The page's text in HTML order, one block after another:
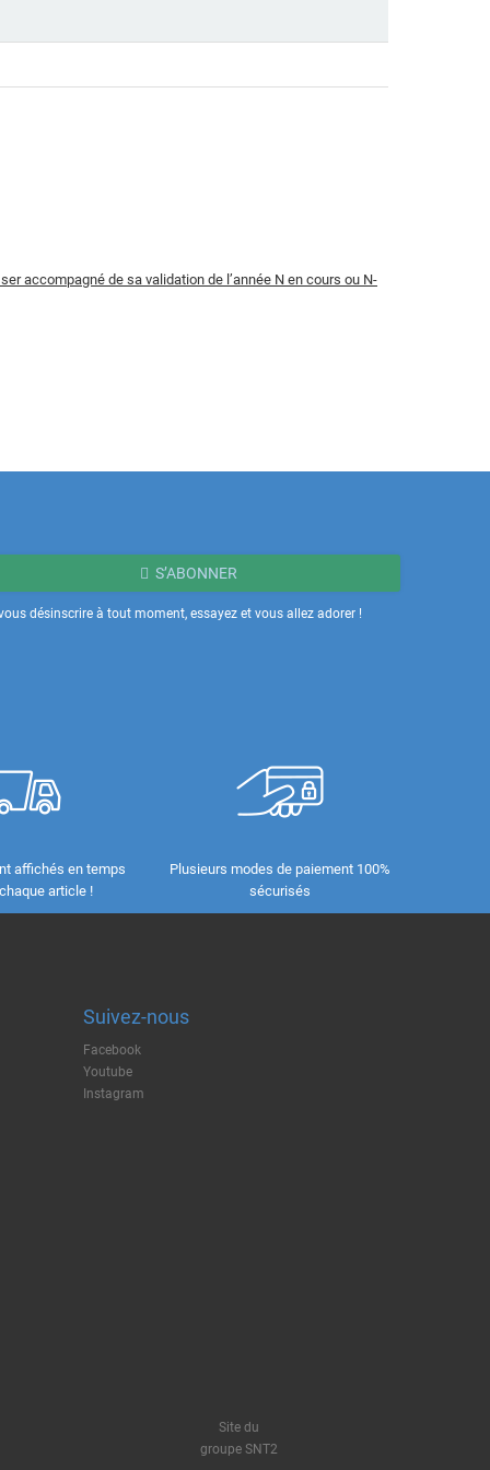
accompagné de sa validation de l’année N en cours ou N-
S’ABONNER
désinscrire à tout moment, essayez et vous allez adorer !
affichés en temps
article !
Plusieurs modes de paiement 100%
sécurisés
Suivez-nous
Facebook
Youtube
Instagram
Site du
groupe SNT2